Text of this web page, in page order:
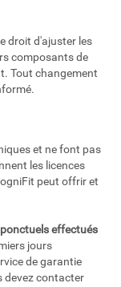
droit d'ajuster les
composants de
Tout changement
et ne font pas
les licences
peut offrir et
effectués
jours
de garantie
devez contacter